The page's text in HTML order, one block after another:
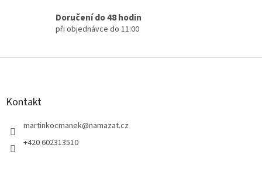
s
u
Doručení do 48 hodin
při objednávce do 11:00
Z
Kontakt
martinkocmanek@namazat.cz
+420 602313510